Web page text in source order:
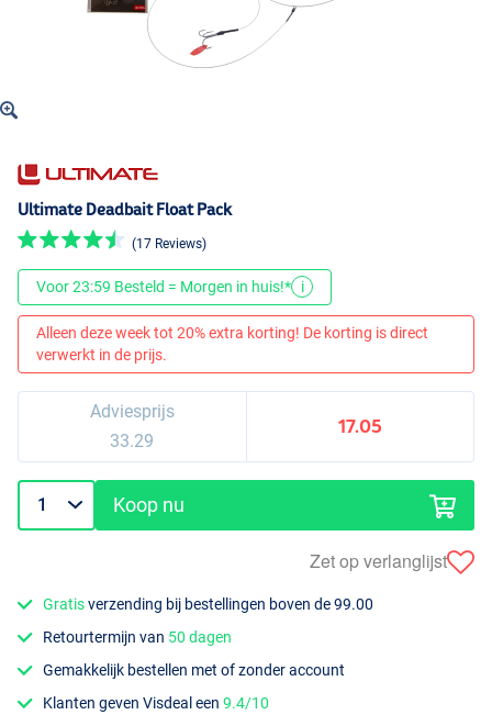
Ultimate Deadbait Float Pack
(17 Reviews)
Voor 23:59 Besteld = Morgen in huis!* i
Alleen deze week tot 20% extra korting! De korting is direct
verwerkt in de prijs.
Adviesprijs
33.29
17.05
Koop nu
Zet op verlanglijst
Gratisverzending bij bestellingen boven de 99.00
Retourtermijn van 50 dagen
Gemakkelijk bestellen met of zonder account
Klanten geven Visdeal een9.4/10